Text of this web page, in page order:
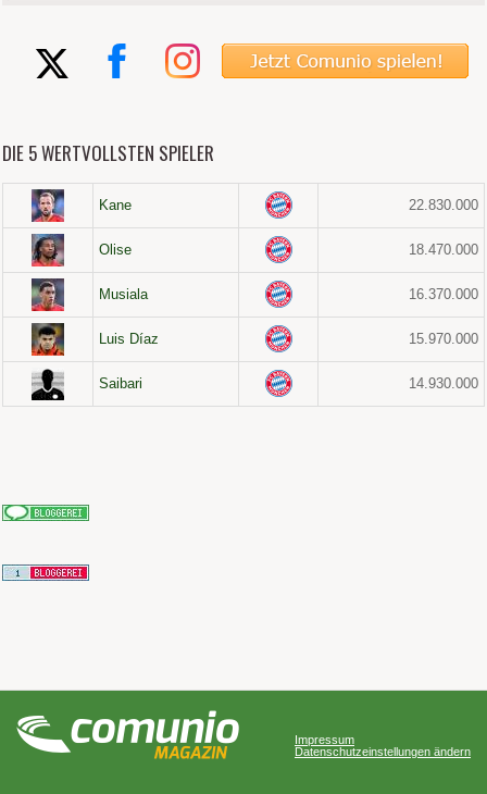
DIE 5 WERTVOLLSTEN SPIELER
Kane 22.830.000
Olise 18.470.000
Musiala 16.370.000
Luis Díaz 15.970.000
Saibari 14.930.000
Impressum
Datenschutzeinstellungen ändern